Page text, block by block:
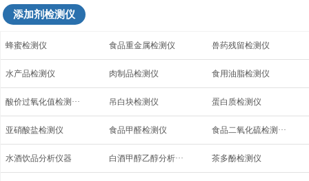
添加剂检测仪
蜂蜜检测仪 食品重金属检测仪 兽药残留检测仪
水产品检测仪 肉制品检测仪 食用油脂检测仪
酸价过氧化值检测··· 吊白块检测仪 蛋白质检测仪
亚硝酸盐检测仪 食品甲醛检测仪 食品二氧化硫检测···
水酒饮品分析仪器 白酒甲醇乙醇分析··· 茶多酚检测仪